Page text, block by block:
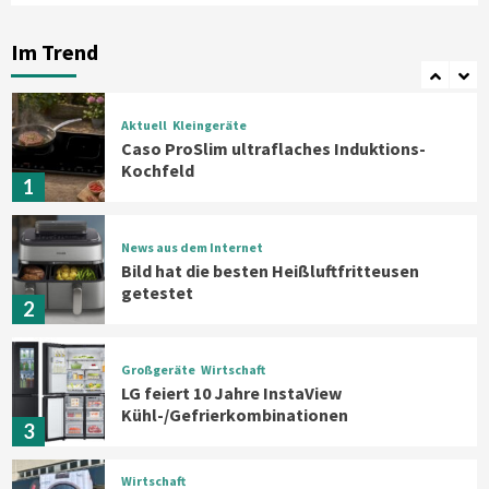
Im Trend
7
1
Aktuell Kleingeräte
Caso ProSlim ultraflaches Induktions-
Kochfeld
2
News aus dem Internet
Bild hat die besten Heißluftfritteusen
getestet
3
Großgeräte Wirtschaft
LG feiert 10 Jahre InstaView
Kühl-/Gefrierkombinationen
Wirtschaft